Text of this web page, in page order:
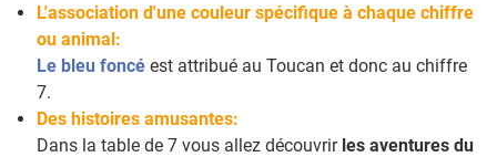
L'association d'une couleur spécifique à chaque chiffre
ou animal:
Le bleu foncé est attribué au Toucan et donc au chiffre
7.
Des histoires amusantes:
Dans la table de 7 vous allez découvrir les aventures du